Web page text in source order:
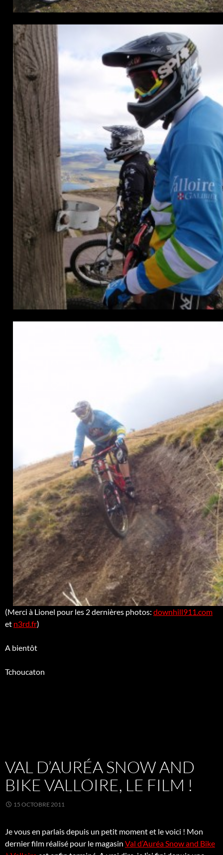
(Merci à Lionel pour les 2 dernières photos: downhill911.com
et n3rd.fr)
A bientôt
Tchoucaton
VAL D’AURÉA SNOW AND
BIKE VALLOIRE, LE FILM !
15 OCTOBRE 2011
Je vous en parlais depuis un petit moment et le voici ! Mon
dernier film réalisé pour le magasin Val d’Auréa Snow and Bike